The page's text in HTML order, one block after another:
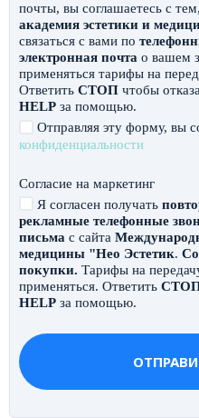
почты, вы соглашаетесь с
академия эстетики и
связаться с вами по
электронная почта о вашем запросе.
применяться тарифы на
Ответить СТОП чтобы
HELP за помощью.
Отправляя эту форму, вы
конфиденциальности
Согласие на маркетинг
Я согласен получать
рекламные телефонные
письма с сайта
медицины "Нео Эстетик.
покупки.
применяться. Ответить
HELP за помощью.